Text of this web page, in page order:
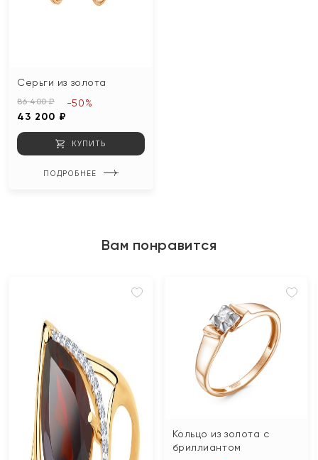
Серьги из золота
86 400 ₽
43 200 ₽
-50%
КУПИТЬ
ПОДРОБНЕЕ
Вам понравится
Кольцо из золота с
бриллиантом